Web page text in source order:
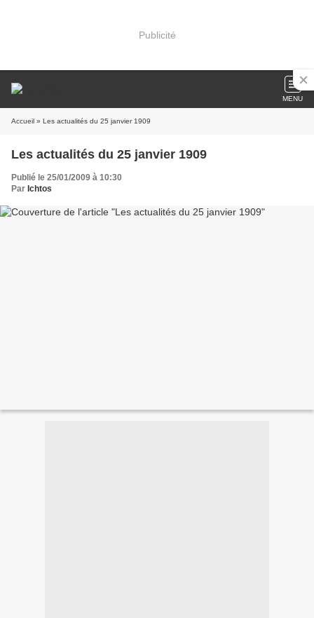
Publicité
MENU
Accueil » Les actualités du 25 janvier 1909
Les actualités du 25 janvier 1909
Publié le 25/01/2009 à 10:30
Par Ichtos